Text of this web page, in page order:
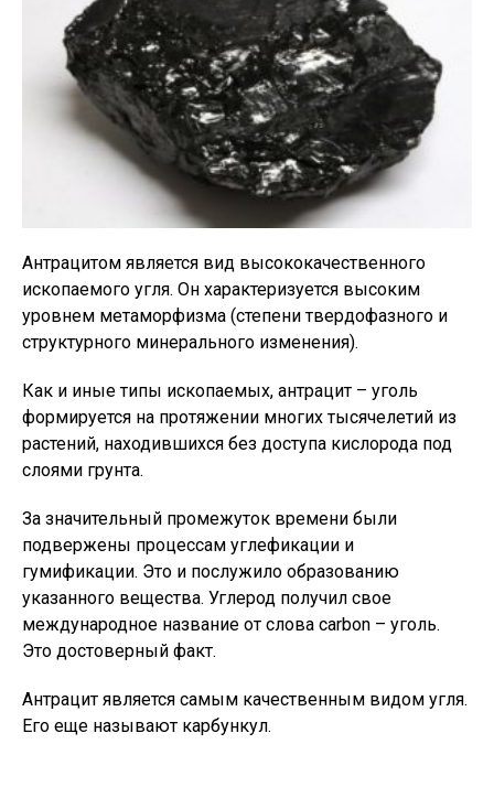
Антрацитом является вид высококачественного
ископаемого угля. Он характеризуется высоким
уровнем метаморфизма (степени твердофазного и
структурного минерального изменения).
Как и иные типы ископаемых, антрацит – уголь
формируется на протяжении многих тысячелетий из
растений, находившихся без доступа кислорода под
слоями грунта.
За значительный промежуток времени были
подвержены процессам углефикации и
гумификации. Это и послужило образованию
указанного вещества. Углерод получил свое
международное название от слова carbon – уголь.
Это достоверный факт.
Антрацит является самым качественным видом угля.
Его еще называют карбункул.